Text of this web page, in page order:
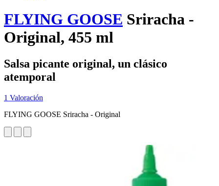
FLYING GOOSE Sriracha -
Original, 455 ml
Salsa picante original, un clásico
atemporal
1 Valoración
FLYING GOOSE Sriracha - Original